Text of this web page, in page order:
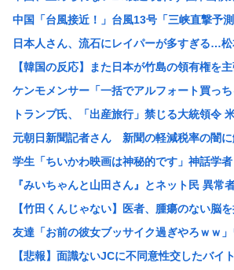
中国「台風接近！」台風13号「三峡直撃予
日本人さん、流石にレイパーが多すぎる…
【韓国の反応】また日本が竹島の領有権を
ケンモメンサー「一括でアルフォート買っ
トランプ氏、「出産旅行」禁じる大統領令
元朝日新聞記者さん 新聞の軽減税率の闇
学生「ちいかわ映画は神秘的です」神話学
『みいちゃんと山田さん』とネット民 異常
【竹田くんじゃない】医者、腫瘍のない脳
友達「お前の彼女ブッサイク過ぎやろｗｗ
【悲報】面識ないJCに不同意性交したバイ